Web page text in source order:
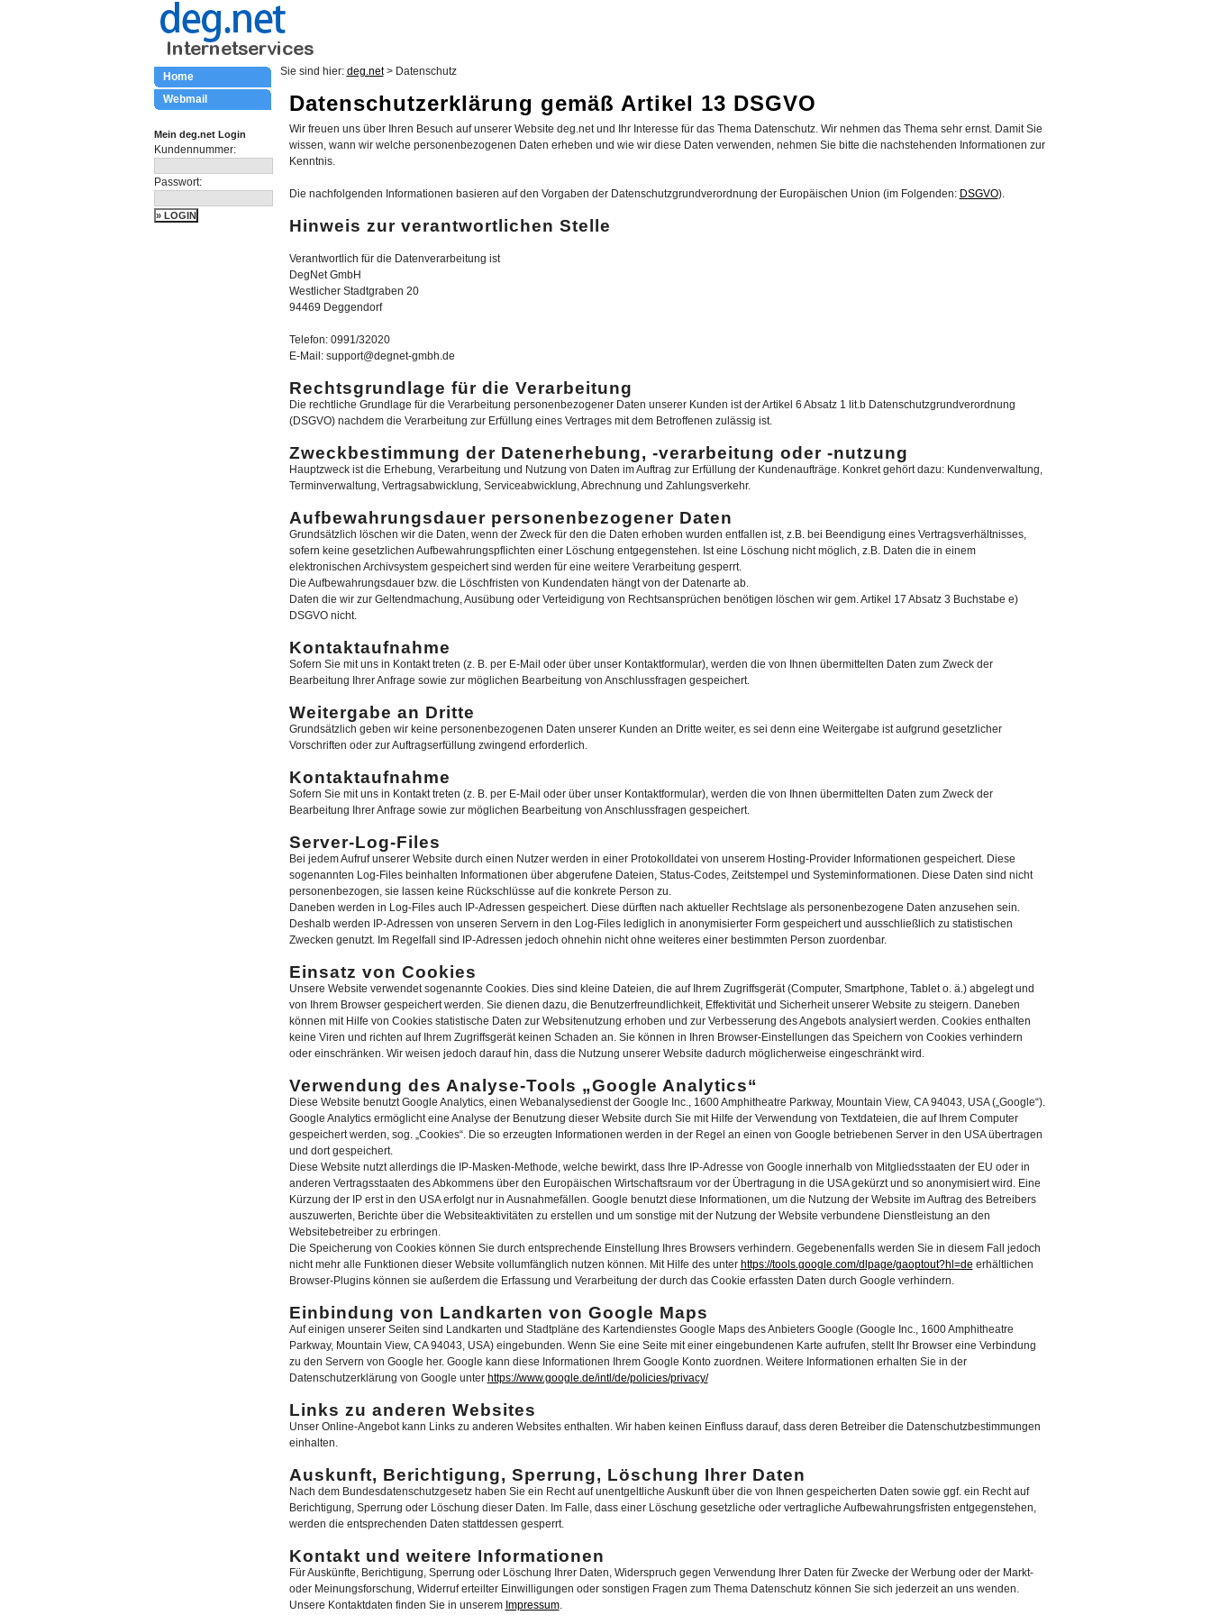
Home
Webmail
Mein deg.net Login
Kundennummer:
Passwort:
Sie sind hier: deg.net> Datenschutz
Datenschutzerklärung gemäß Artikel 13 DSGVO
Wir freuen uns über Ihren Besuch auf unserer Website deg.net und Ihr Interesse für das Thema Datenschutz. Wir nehmen das Thema sehr ernst. Damit Sie
wissen, wann wir welche personenbezogenen Daten erheben und wie wir diese Daten verwenden, nehmen Sie bitte die nachstehenden Informationen zur
Kenntnis.
Die nachfolgenden Informationen basieren auf den Vorgaben der Datenschutzgrundverordnung der Europäischen Union (im Folgenden: DSGVO).
Hinweis zur verantwortlichen Stelle
Verantwortlich für die Datenverarbeitung ist
DegNet GmbH
Westlicher Stadtgraben 20
94469 Deggendorf
Telefon: 0991/32020
E-Mail: support@degnet-gmbh.de
Rechtsgrundlage für die Verarbeitung
Die rechtliche Grundlage für die Verarbeitung personenbezogener Daten unserer Kunden ist der Artikel 6 Absatz 1 lit.b Datenschutzgrundverordnung
(DSGVO) nachdem die Verarbeitung zur Erfüllung eines Vertrages mit dem Betroffenen zulässig ist.
Zweckbestimmung der Datenerhebung, -verarbeitung oder -nutzung
Hauptzweck ist die Erhebung, Verarbeitung und Nutzung von Daten im Auftrag zur Erfüllung der Kundenaufträge. Konkret gehört dazu: Kundenverwaltung,
Terminverwaltung, Vertragsabwicklung, Serviceabwicklung, Abrechnung und Zahlungsverkehr.
Aufbewahrungsdauer personenbezogener Daten
Grundsätzlich löschen wir die Daten, wenn der Zweck für den die Daten erhoben wurden entfallen ist, z.B. bei Beendigung eines Vertragsverhältnisses,
sofern keine gesetzlichen Aufbewahrungspflichten einer Löschung entgegenstehen. Ist eine Löschung nicht möglich, z.B. Daten die in einem
elektronischen Archivsystem gespeichert sind werden für eine weitere Verarbeitung gesperrt.
Die Aufbewahrungsdauer bzw. die Löschfristen von Kundendaten hängt von der Datenarte ab.
Daten die wir zur Geltendmachung, Ausübung oder Verteidigung von Rechtsansprüchen benötigen löschen wir gem. Artikel 17 Absatz 3 Buchstabe e)
DSGVO nicht.
Kontaktaufnahme
Sofern Sie mit uns in Kontakt treten (z. B. per E-Mail oder über unser Kontaktformular), werden die von Ihnen übermittelten Daten zum Zweck der
Bearbeitung Ihrer Anfrage sowie zur möglichen Bearbeitung von Anschlussfragen gespeichert.
Weitergabe an Dritte
Grundsätzlich geben wir keine personenbezogenen Daten unserer Kunden an Dritte weiter, es sei denn eine Weitergabe ist aufgrund gesetzlicher
Vorschriften oder zur Auftragserfüllung zwingend erforderlich.
Kontaktaufnahme
Sofern Sie mit uns in Kontakt treten (z. B. per E-Mail oder über unser Kontaktformular), werden die von Ihnen übermittelten Daten zum Zweck der
Bearbeitung Ihrer Anfrage sowie zur möglichen Bearbeitung von Anschlussfragen gespeichert.
Server-Log-Files
Bei jedem Aufruf unserer Website durch einen Nutzer werden in einer Protokolldatei von unserem Hosting-Provider Informationen gespeichert. Diese
sogenannten Log-Files beinhalten Informationen über abgerufene Dateien, Status-Codes, Zeitstempel und Systeminformationen. Diese Daten sind nicht
personenbezogen, sie lassen keine Rückschlüsse auf die konkrete Person zu.
Daneben werden in Log-Files auch IP-Adressen gespeichert. Diese dürften nach aktueller Rechtslage als personenbezogene Daten anzusehen sein.
Deshalb werden IP-Adressen von unseren Servern in den Log-Files lediglich in anonymisierter Form gespeichert und ausschließlich zu statistischen
Zwecken genutzt. Im Regelfall sind IP-Adressen jedoch ohnehin nicht ohne weiteres einer bestimmten Person zuordenbar.
Einsatz von Cookies
Unsere Website verwendet sogenannte Cookies. Dies sind kleine Dateien, die auf Ihrem Zugriffsgerät (Computer, Smartphone, Tablet o. ä.) abgelegt und
von Ihrem Browser gespeichert werden. Sie dienen dazu, die Benutzerfreundlichkeit, Effektivität und Sicherheit unserer Website zu steigern. Daneben
können mit Hilfe von Cookies statistische Daten zur Websitenutzung erhoben und zur Verbesserung des Angebots analysiert werden. Cookies enthalten
keine Viren und richten auf Ihrem Zugriffsgerät keinen Schaden an. Sie können in Ihren Browser-Einstellungen das Speichern von Cookies verhindern
oder einschränken. Wir weisen jedoch darauf hin, dass die Nutzung unserer Website dadurch möglicherweise eingeschränkt wird.
Verwendung des Analyse-Tools „Google Analytics“
Diese Website benutzt Google Analytics, einen Webanalysedienst der Google Inc., 1600 Amphitheatre Parkway, Mountain View, CA 94043, USA („Google“).
Google Analytics ermöglicht eine Analyse der Benutzung dieser Website durch Sie mit Hilfe der Verwendung von Textdateien, die auf Ihrem Computer
gespeichert werden, sog. „Cookies“. Die so erzeugten Informationen werden in der Regel an einen von Google betriebenen Server in den USA übertragen
und dort gespeichert.
Diese Website nutzt allerdings die IP-Masken-Methode, welche bewirkt, dass Ihre IP-Adresse von Google innerhalb von Mitgliedsstaaten der EU oder in
anderen Vertragsstaaten des Abkommens über den Europäischen Wirtschaftsraum vor der Übertragung in die USA gekürzt und so anonymisiert wird. Eine
Kürzung der IP erst in den USA erfolgt nur in Ausnahmefällen. Google benutzt diese Informationen, um die Nutzung der Website im Auftrag des Betreibers
auszuwerten, Berichte über die Websiteaktivitäten zu erstellen und um sonstige mit der Nutzung der Website verbundene Dienstleistung an den
Websitebetreiber zu erbringen.
Die Speicherung von Cookies können Sie durch entsprechende Einstellung Ihres Browsers verhindern. Gegebenenfalls werden Sie in diesem Fall jedoch
nicht mehr alle Funktionen dieser Website vollumfänglich nutzen können. Mit Hilfe des unter https://tools.google.com/dlpage/gaoptout?hl=de erhältlichen
Browser-Plugins können sie außerdem die Erfassung und Verarbeitung der durch das Cookie erfassten Daten durch Google verhindern.
Einbindung von Landkarten von Google Maps
Auf einigen unserer Seiten sind Landkarten und Stadtpläne des Kartendienstes Google Maps des Anbieters Google (Google Inc., 1600 Amphitheatre
Parkway, Mountain View, CA 94043, USA) eingebunden. Wenn Sie eine Seite mit einer eingebundenen Karte aufrufen, stellt Ihr Browser eine Verbindung
zu den Servern von Google her. Google kann diese Informationen Ihrem Google Konto zuordnen. Weitere Informationen erhalten Sie in der
Datenschutzerklärung von Google unter https://www.google.de/intl/de/policies/privacy/
Links zu anderen Websites
Unser Online-Angebot kann Links zu anderen Websites enthalten. Wir haben keinen Einfluss darauf, dass deren Betreiber die Datenschutzbestimmungen
einhalten.
Auskunft, Berichtigung, Sperrung, Löschung Ihrer Daten
Nach dem Bundesdatenschutzgesetz haben Sie ein Recht auf unentgeltliche Auskunft über die von Ihnen gespeicherten Daten sowie ggf. ein Recht auf
Berichtigung, Sperrung oder Löschung dieser Daten. Im Falle, dass einer Löschung gesetzliche oder vertragliche Aufbewahrungsfristen entgegenstehen,
werden die entsprechenden Daten stattdessen gesperrt.
Kontakt und weitere Informationen
Für Auskünfte, Berichtigung, Sperrung oder Löschung Ihrer Daten, Widerspruch gegen Verwendung Ihrer Daten für Zwecke der Werbung oder der Markt-
oder Meinungsforschung, Widerruf erteilter Einwilligungen oder sonstigen Fragen zum Thema Datenschutz können Sie sich jederzeit an uns wenden.
Unsere Kontaktdaten finden Sie in unserem Impressum.